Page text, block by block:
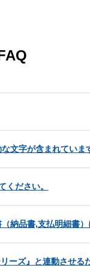
文字が含まれていま
ください。
納品書,支払明細書）
ーズ』と連動させる